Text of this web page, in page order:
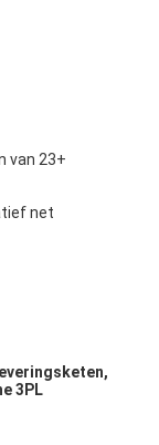
van 23+
net
3PL